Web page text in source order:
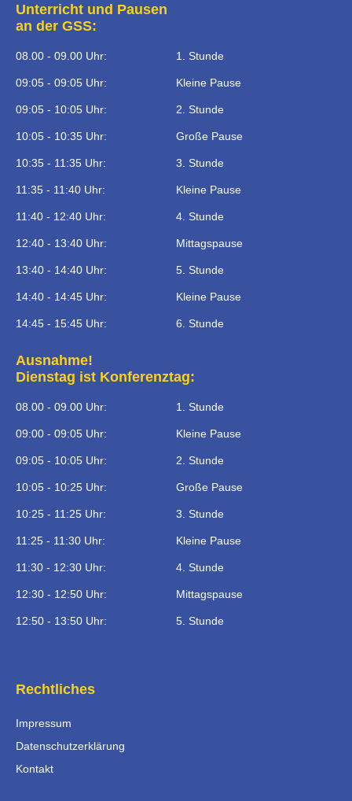
Unterricht und Pausen
an der GSS:
08.00 - 09.00 Uhr: 1. Stunde
09:05 - 09:05 Uhr: Kleine Pause
09:05 - 10:05 Uhr: 2. Stunde
10:05 - 10:35 Uhr: Große Pause
10:35 - 11:35 Uhr: 3. Stunde
11:35 - 11:40 Uhr: Kleine Pause
11:40 - 12:40 Uhr: 4. Stunde
12:40 - 13:40 Uhr: Mittagspause
13:40 - 14:40 Uhr: 5. Stunde
14:40 - 14:45 Uhr: Kleine Pause
14:45 - 15:45 Uhr: 6. Stunde
Ausnahme!
Dienstag ist Konferenztag:
08.00 - 09.00 Uhr: 1. Stunde
09:00 - 09:05 Uhr: Kleine Pause
09:05 - 10:05 Uhr: 2. Stunde
10:05 - 10:25 Uhr: Große Pause
10:25 - 11:25 Uhr: 3. Stunde
11:25 - 11:30 Uhr: Kleine Pause
11:30 - 12:30 Uhr: 4. Stunde
12:30 - 12:50 Uhr: Mittagspause
12:50 - 13:50 Uhr: 5. Stunde
Rechtliches
Impressum
Datenschutzerklärung
Kontakt